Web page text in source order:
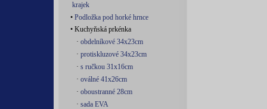
krajek
• Podložka pod horké hrnce
• Kuchyňská prkénka
· obdelníkové 34x23cm
· protiskluzové 34x23cm
· s ručkou 31x16cm
· oválné 41x26cm
· oboustranné 28cm
· sada EVA